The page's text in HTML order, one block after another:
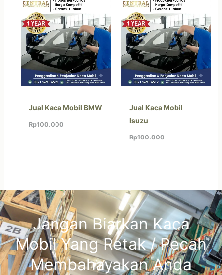
Jual Kaca Mobil BMW
Rp100.000
Jual Kaca Mobil
Isuzu
Rp100.000
Jangan Biarkan Kaca
Mobil Yang Retak / Pecah
Membahayakan Anda